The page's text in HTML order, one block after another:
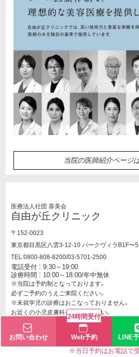
当院の医師紹介ページ
医療法人社団 喜美会
自由が丘クリニック
〒152-0023
東京都目黒区八雲3-12-10 パークヴィラB1F〜
TEL:0800-808-8200/03-5701-2500
電話受付 ： 9:30～19:00
診療時間 ： 10:00～18:00/年中無休
※当院は予約制となっております。
必ずご予約のうえご来院ください。
※未就学児の診療はおこなっておりません。
お近くの小児皮膚科を受診ください。
当院の最新情報やモニ
お得な情報をお知ら
お問い合わせ
24時間受付
Web予約 LINE
※当日予約はお電話で